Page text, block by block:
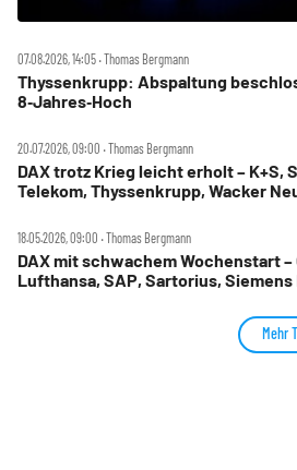
07.08.2026, 14:05 ‧ Thomas Bergmann
Thyssenkrupp: Abspaltung
8‑Jahres‑Hoch
20.07.2026, 09:00 ‧ Thomas Bergmann
DAX trotz Krieg leicht erholt – K+S,
Telekom, Thyssenkrupp, Wacker
18.05.2026, 09:00 ‧ Thomas Bergmann
DAX mit schwachem Wochenstart –
Lufthansa, SAP, Sartorius, Siemens
Mehr